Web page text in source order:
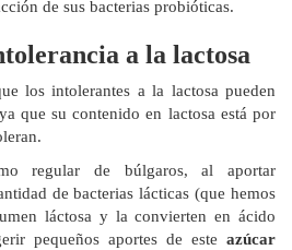
de sus bacterias probióticas.
a la lactosa
los intolerantes a la lactosa pueden
que su contenido en lactosa está por
regular de búlgaros, al aportar
de bacterias lácticas (que hemos
láctosa y la convierten en ácido
pequeños aportes de este azúcar